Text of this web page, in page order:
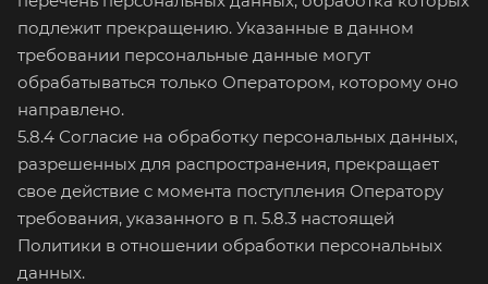
подлежит прекращению. Указанные в данном
требовании персональные данные могут
обрабатываться только Оператором, которому оно
направлено.
5.8.4 Согласие на обработку персональных данных,
разрешенных для распространения, прекращает
свое действие с момента поступления Оператору
требования, указанного в п. 5.8.3 настоящей
Политики в отношении обработки персональных
данных.